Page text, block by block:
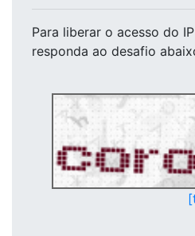
Para liberar o acesso do IP
responda ao desafio